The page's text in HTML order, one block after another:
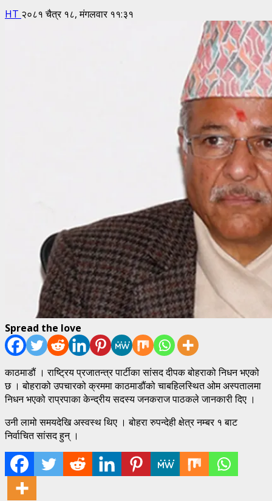
HT २०८१ चैत्र १८, मंगलवार ११:३१
Spread the love
काठमाडौं । राष्ट्रिय प्रजातन्त्र पार्टीका सांसद दीपक बोहराको निधन भएको
छ । बोहराको उपचारको क्रममा काठमाडौंको चाबहिलस्थित ओम अस्पतालमा
निधन भएको राप्रपाका केन्द्रीय सदस्य जनकराज पाठकले जानकारी दिए ।
उनी लामो समयदेखि अस्वस्थ थिए । बोहरा रुपन्देही क्षेत्र नम्बर १ बाट
निर्वाचित सांसद हुन् ।